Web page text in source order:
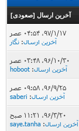
آخرین ارسال [صعودی]
۹۷/۱/۱۷، ۰۴:۵۴ عصر
آخرین ارسال: نگار
۹۶/۱۰/۳۰، ۰۳:۴۸ عصر
آخرین ارسال:
hoboot
۹۶/۹/۲۵، ۰۹:۵۸ عصر
آخرین ارسال:
saberi
۹۶/۳/۲۰، ۱۱:۲۱ صبح
آخرین ارسال:
saye.tanha